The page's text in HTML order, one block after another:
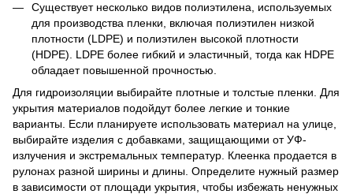
Существует несколько видов полиэтилена, используемых
для производства пленки, включая полиэтилен низкой
плотности (LDPE) и полиэтилен высокой плотности
(HDPE). LDPE более гибкий и эластичный, тогда как HDPE
обладает повышенной прочностью.
Для гидроизоляции выбирайте плотные и толстые пленки. Для
укрытия материалов подойдут более легкие и тонкие
варианты. Если планируете использовать материал на улице,
выбирайте изделия с добавками, защищающими от УФ-
излучения и экстремальных температур. Клеенка продается в
рулонах разной ширины и длины. Определите нужный размер
в зависимости от площади укрытия, чтобы избежать ненужных